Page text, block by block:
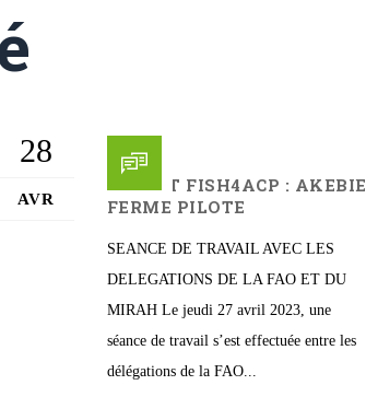
28
AVR
PROJET FISH4ACP : AKEBIE
FERME PILOTE
SEANCE DE TRAVAIL AVEC LES
DELEGATIONS DE LA FAO ET DU
MIRAH Le jeudi 27 avril 2023, une
séance de travail s’est effectuée entre les
délégations de la FAO...